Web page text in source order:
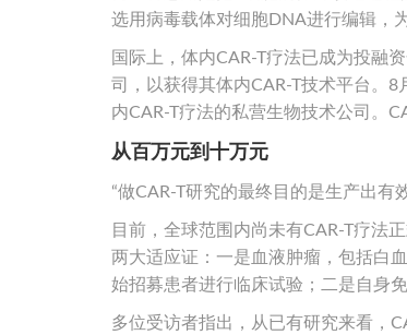
选用病毒载体对细胞DNA进行编辑，
国际上，体内CAR-T疗法已成为投融
司，以获得其体内CAR-T技术平台。
内CAR-T疗法的私营生物技术公司。
从百万元到十万元
“做CAR-T研究的最终目的是生产出有
目前，全球范围内尚未有CAR-T疗法
两大适应证：一是血液肿瘤，包括白
始招募患者进行临床试验；二是自身
多位受访者指出，从已有研究来看，